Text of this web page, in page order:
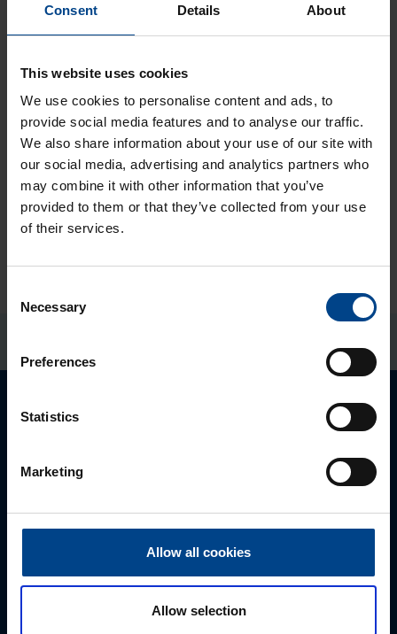
Consent Details About
This website uses cookies
We use cookies to personalise content and ads, to
provide social media features and to analyse our traffic.
We also share information about your use of our site with
our social media, advertising and analytics partners who
may combine it with other information that you’ve
provided to them or that they’ve collected from your use
of their services.
Selection
Necessary
Preferences
Statistics
Marketing
Allow all cookies
Allow selection
Pie­de­rumi MCCB
PĀRDOŠANAS SPECIĀLISTS